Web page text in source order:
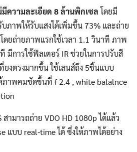
มีความละเอียด 8 ล้านพิกเซล โดยมี
บภาพให้รับแสงได้เพิ่มขึ้น 73% และถ่าย
ดยถ่ายภาพแรกใช้เวลา 1.1 วินาที ภาพ
มีการใช้ฟิลเตอร์ IR ช่วยในการปรับสี
ยงตรงมากขึ้น ใช้เลนส์ถึง 5ชิ้นแบบ
ห้ภาพคมชัดขึ้นที่ f 2.4 , white balalnce
ามารถถ่าย VDO HD 1080p ได้แล้ว
แบบ real-time ได้ ซึ่งให้ภาพได้อย่าง